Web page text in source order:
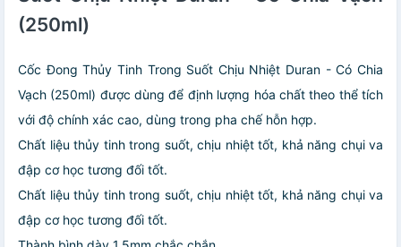
(250ml)
Cốc Đong Thủy Tinh Trong Suốt Chịu Nhiệt Duran - Có Chia
Vạch (250ml) được dùng để định lượng hóa chất theo thể tích
với độ chính xác cao, dùng trong pha chế hỗn hợp.
Chất liệu thủy tinh trong suốt, chịu nhiệt tốt, khả năng chụi va
đập cơ học tương đối tốt.
Chất liệu thủy tinh trong suốt, chịu nhiệt tốt, khả năng chụi va
đập cơ học tương đối tốt.